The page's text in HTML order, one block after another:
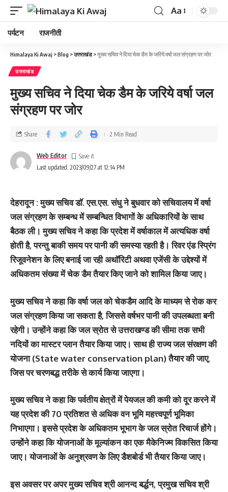
Aa
पर्यटन राजनीती
Himalaya Ki Awaj >Blog >उत्तराखंड>मुख्‍य सचिव ने दिया चेक डैम के जरिये वर्षा जल संग्रहण पर जोर
उत्तराखंड
मुख्‍य सचिव ने दिया चेक डैम के जरिये वर्षा जल
संग्रहण पर जोर
Last updated: 2023/09/27 at 12:14 PM
Web Editor
Share 2 Min Read
देहरादून : मुख्‍य सचिव डॉ. एस.एस. संधु ने बुधवार को सचिवालय में वर्षा
जल संग्रहण के सम्बन्ध में सम्बन्धित विभागों के अधिकारियों के साथ
बैठक ली। मुख्य सचिव ने कहा कि प्रदेश में वर्षाकाल में अत्यधिक वर्षा
होती है, परन्तु बाकी समय पर पानी की समस्या रहती है। रिवर एंड स्प्रिंग
रिजूवनेशन के लिए बनाई जा रही अथॉरिटी अथवा एजेंसी के उद्देश्यों में
अधिकतम संख्या में चेक डैम तैयार किए जाने को शामिल किया जाए।
मुख्य सचिव ने कहा कि वर्षा जल को चेकडैम आदि के माध्यम से रोक कर
जल संग्रहण किया जा सकता है, जिससे वर्षभर पानी की उपलब्धता बनी
रहेगी। उन्होंने कहा कि जल स्रोत से उत्तराखण्ड की सीमा तक सभी
नदियों का मास्टर प्लान तैयार किया जाए। साथ ही राज्य जल संरक्षण की
योजना (State water conservation plan) तैयार की जाए,
जिस पर चरणबद्ध तरीके से कार्य किया जाएगा।
मुख्य सचिव ने कहा कि पर्वतीय क्षेत्रों में पेयजल की कमी को दूर करने में
यह प्रदेश की 70 प्रतिशत से अधिक वन भूमि महत्त्वपूर्ण भूमिका
निभाएगा। इससे प्रदेश के अधिकतम भूभाग के जल स्रोत रिचार्ज होंगे।
उन्होंने कहा कि योजनाओं के मूल्यांकन का एक मैकेनिज्म विकसित किया
जाए। योजनाओं के अनुश्रवण के लिए डैशबोर्ड भी तैयार किया जाए।
इस अवसर पर अपर मुख्य सचिव श्री आनन्द बर्द्धन, प्रमुख सचिव श्री